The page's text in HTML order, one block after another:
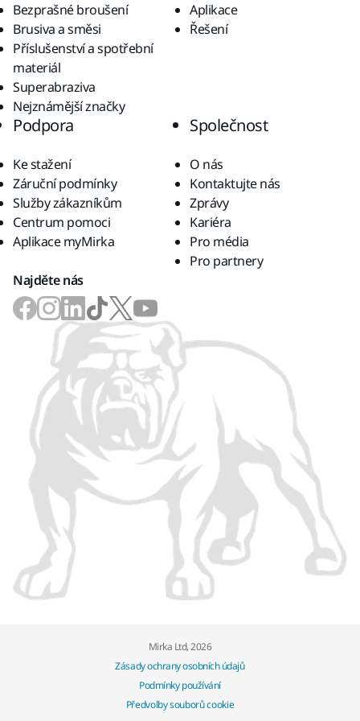
Bezprašné broušení
Brusiva a směsi
Příslušenství a spotřební
materiál
Superabraziva
Nejznámější značky
Aplikace
Řešení
Podpora
Ke stažení
Záruční podmínky
Služby zákazníkům
Centrum pomoci
Aplikace myMirka
Společnost
O nás
Kontaktujte nás
Zprávy
Kariéra
Pro média
Pro partnery
Najděte nás
Mirka Ltd, 2026
Zásady ochrany osobních údajů
Podmínky používání
Předvolby souborů cookie